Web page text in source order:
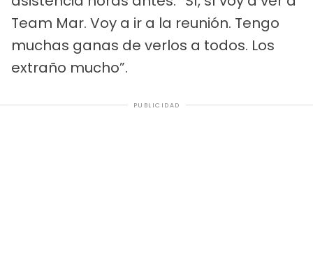
Team Mar. Voy a ir a la reunión. Tengo
muchas ganas de verlos a todos. Los
extraño mucho”.
PUBLICIDAD